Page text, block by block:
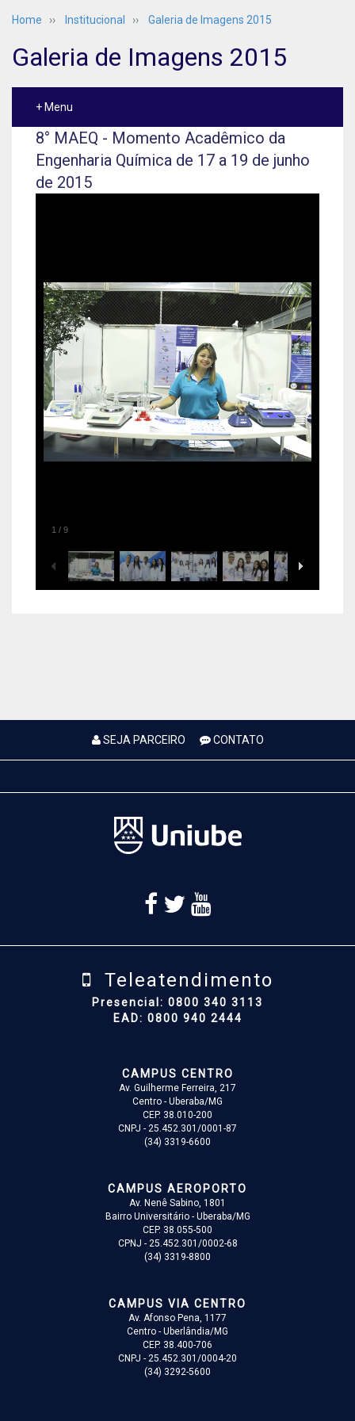
Home ›› Institucional ›› Galeria de Imagens 2015
Galeria de Imagens 2015
+ Menu
8° MAEQ - Momento Acadêmico da
Engenharia Química de 17 a 19 de junho
de 2015
1 / 9
SEJA PARCEIRO CONTATO
Teleatendimento
Presencial: 0800 340 3113
EAD: 0800 940 2444
CAMPUS CENTRO
Av. Guilherme Ferreira, 217
Centro - Uberaba/MG
CEP. 38.010-200
CNPJ - 25.452.301/0001-87
(34) 3319-6600
CAMPUS AEROPORTO
Av. Nenê Sabino, 1801
Bairro Universitário - Uberaba/MG
CEP. 38.055-500
CPNJ - 25.452.301/0002-68
(34) 3319-8800
CAMPUS VIA CENTRO
Av. Afonso Pena, 1177
Centro - Uberlândia/MG
CEP. 38.400-706
CNPJ - 25.452.301/0004-20
(34) 3292-5600